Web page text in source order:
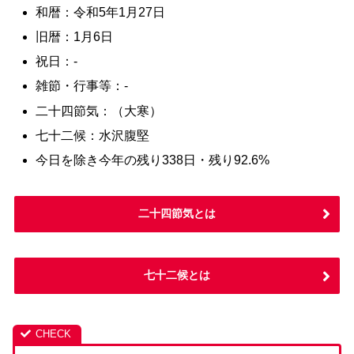
和暦：令和5年1月27日
旧暦：1月6日
祝日：-
雑節・行事等：-
二十四節気：（大寒）
七十二候：水沢腹堅
今日を除き今年の残り338日・残り92.6%
二十四節気とは
七十二候とは